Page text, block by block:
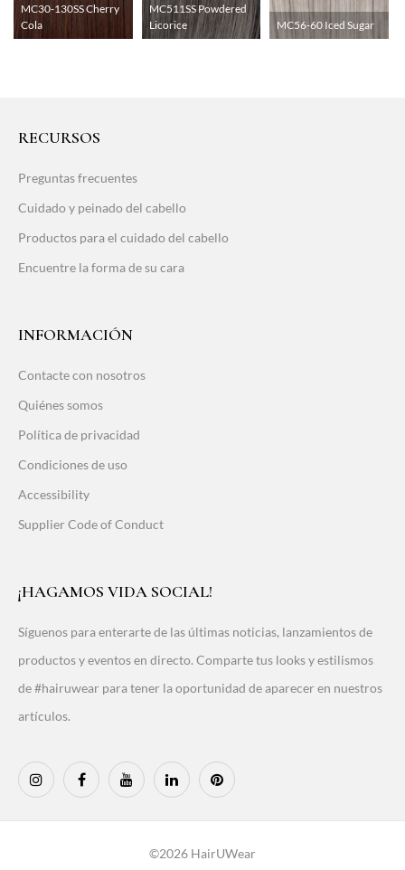
MC30-130SS Cherry
Cola
MC511SS Powdered
Licorice
MC56-60 Iced Sugar
RECURSOS
Preguntas frecuentes
Cuidado y peinado del cabello
Productos para el cuidado del cabello
Encuentre la forma de su cara
INFORMACIÓN
Contacte con nosotros
Quiénes somos
Política de privacidad
Condiciones de uso
Accessibility
Supplier Code of Conduct
¡HAGAMOS VIDA SOCIAL!
Síguenos para enterarte de las últimas noticias, lanzamientos de
productos y eventos en directo. Comparte tus looks y estilismos
de #hairuwear para tener la oportunidad de aparecer en nuestros
artículos.
©2026 HairUWear